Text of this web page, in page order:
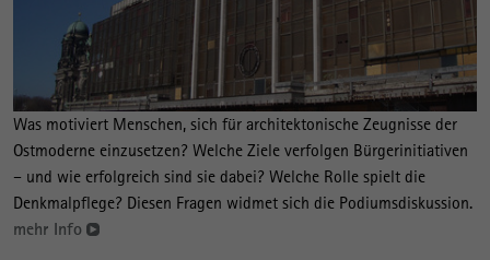
Was motiviert Menschen, sich für architektonische Zeugnisse der
Ostmoderne einzusetzen? Welche Ziele verfolgen Bürgerinitiativen
– und wie erfolgreich sind sie dabei? Welche Rolle spielt die
Denkmalpflege? Diesen Fragen widmet sich die Podiumsdiskussion.
mehr Info